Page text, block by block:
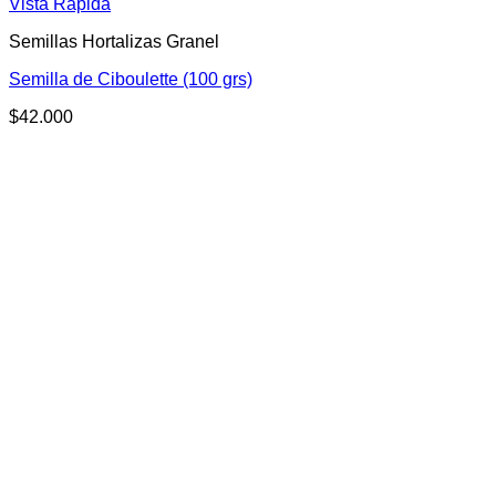
Vista Rápida
Semillas Hortalizas Granel
Semilla de Ciboulette (100 grs)
$42.000